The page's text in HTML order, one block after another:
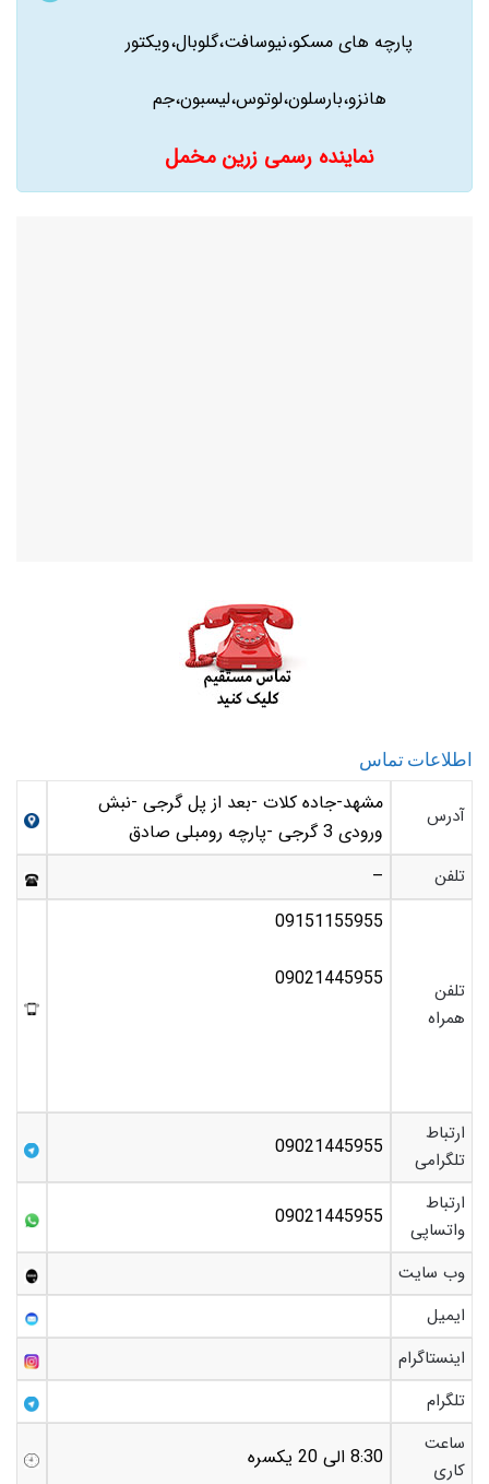
پارچه های مسکو،نیوسافت،گلوبال،ویکتور
هانزو،بارسلون،لوتوس،لیسبون،جم
نماینده رسمی زرین مخمل
اطلاعات تماس
آدرس
مشهد-جاده کلات -بعد از پل گرجی -نبش
ورودی 3 گرجی -پارچه رومبلی صادق
تلفن –
تلفن
همراه
09151155955
09021445955
ارتباط
تلگرامی
09021445955
ارتباط
واتساپی
09021445955
وب سایت
ایمیل
اینستاگرام
تلگرام
ساعت
کاری
8:30 الی 20 یکسره